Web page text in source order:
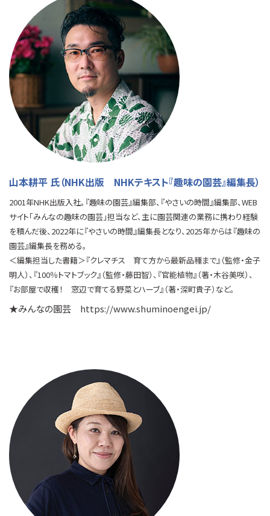
山本耕平 氏（NHK出版 NHKテキスト『趣味の園芸』編集長）
2001年NHK出版入社。『趣味の園芸』編集部、『やさいの時間』編集部、WEB
サイト「みんなの趣味の園芸」担当など、主に園芸関連の業務に携わり経験
を積んだ後、2022年に『やさいの時間』編集長となり、2025年からは『趣味の
園芸』編集長を務める。
＜編集担当した書籍＞『クレマチス 育て方から最新品種まで』（監修・金子
明人）、『100％トマトブック』（監修・藤田智）、『官能植物』（著・木谷美咲）、
『お部屋で収穫！ 窓辺で育てる野菜とハーブ』（著・深町貴子）など。
★みんなの園芸 https://www.shuminoengei.jp/